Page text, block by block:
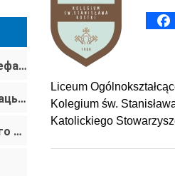
Технікум №1 ім. Кардинала Стефана Вишинського в Тарнобжегу
Технікум №2 ім. Бартоша Гловацького в Тарнобжегу
Технікум №3 ім. ген.Сікорського в Тарнобжегу (Ліцей та будівельний технікум)
Liceum
Kolegium św.
Katolickiego